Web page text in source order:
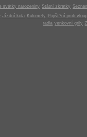
svátky narozeniny Státní zkratky
Jízdní kola Kulomety
Pojišt?ní proti
radla venkovní grily